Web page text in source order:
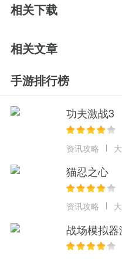
相关下载
相关文章
手游排行榜
功夫激战3
资讯攻略
猫忍之心
资讯攻略
战场模拟器